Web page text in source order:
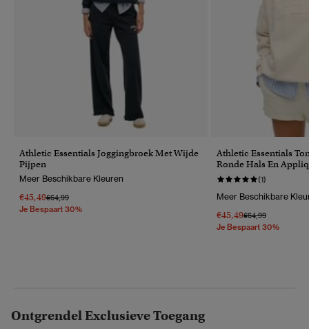
Athletic Essentials Joggingbroek Met Wijde
Pijpen
Meer Beschikbare Kleuren
€45,49Prijs Verlaagd Van
€64,99Naar
Je Bespaart 30%
Athletic Essentials
Ronde Hals En
(1)
Meer Beschikbare
€45,49Prijs Verlaagd Van
€64,99Naar
Je Bespaart 30%
Ontgrendel Exclusieve Toegang